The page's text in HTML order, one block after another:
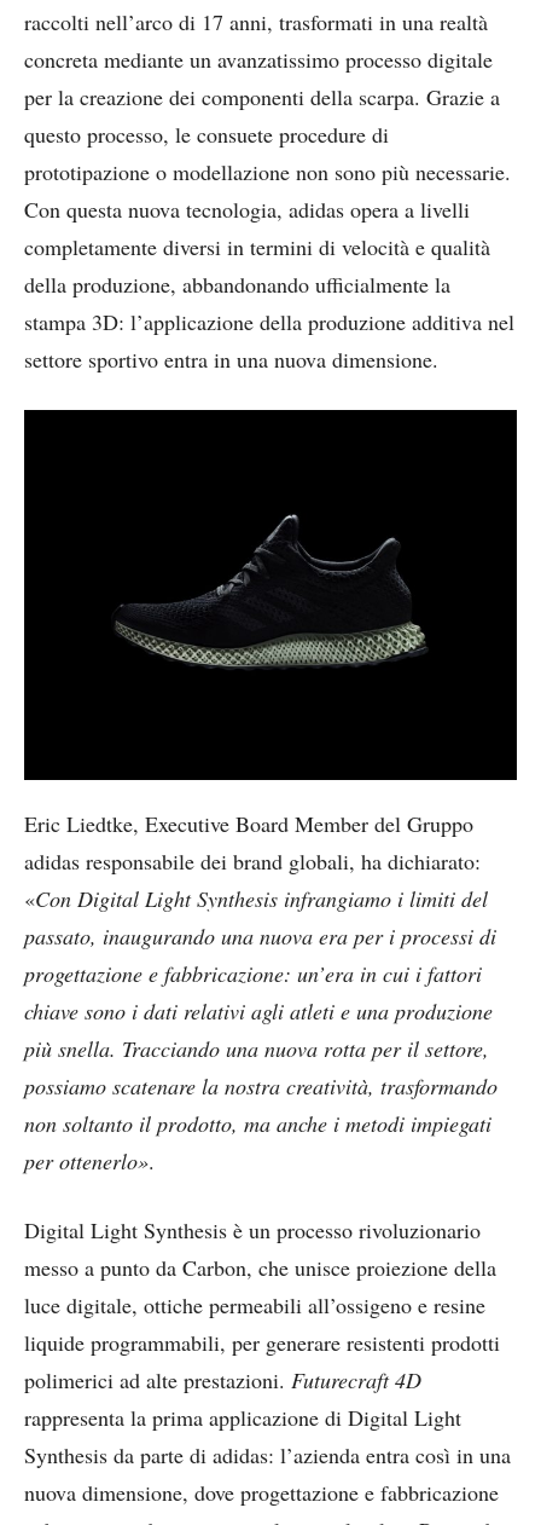
raccolti nell’arco di 17 anni, trasformati in una realtà
concreta mediante un avanzatissimo processo digitale
per la creazione dei componenti della scarpa. Grazie a
questo processo, le consuete procedure di
prototipazione o modellazione non sono più necessarie.
Con questa nuova tecnologia, adidas opera a livelli
completamente diversi in termini di velocità e qualità
della produzione, abbandonando ufficialmente la
stampa 3D: l’applicazione della produzione additiva nel
settore sportivo entra in una nuova dimensione.
Eric Liedtke, Executive Board Member del Gruppo
adidas responsabile dei brand globali, ha dichiarato:
«Con Digital Light Synthesis infrangiamo i limiti del
passato, inaugurando una nuova era per i processi di
progettazione e fabbricazione: un’era in cui i fattori
chiave sono i dati relativi agli atleti e una produzione
più snella. Tracciando una nuova rotta per il settore,
possiamo scatenare la nostra creatività, trasformando
non soltanto il prodotto, ma anche i metodi impiegati
per ottenerlo».
Digital Light Synthesis è un processo rivoluzionario
messo a punto da Carbon, che unisce proiezione della
luce digitale, ottiche permeabili all’ossigeno e resine
liquide programmabili, per generare resistenti prodotti
polimerici ad alte prestazioni. Futurecraft 4D
rappresenta la prima applicazione di Digital Light
Synthesis da parte di adidas: l’azienda entra così in una
nuova dimensione, dove progettazione e fabbricazione